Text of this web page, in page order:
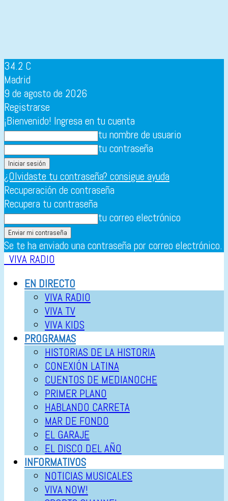
34.2 C
Madrid
9 de agosto de 2026
Registrarse
¡Bienvenido! Ingresa en tu cuenta
tu nombre de usuario
tu contraseña
¿Olvidaste tu contraseña? consigue ayuda
Recuperación de contraseña
Recupera tu contraseña
tu correo electrónico
Se te ha enviado una contraseña por correo electrónico.
VIVA RADIO
EN DIRECTO
VIVA RADIO
VIVA TV
VIVA KIDS
PROGRAMAS
HISTORIAS DE LA HISTORIA
CONEXIÓN LATINA
CUENTOS DE MEDIANOCHE
PRIMER PLANO
HABLANDO CARRETA
MAR DE FONDO
EL GARAJE
EL DISCO DEL AÑO
INFORMATIVOS
NOTICIAS MUSICALES
VIVA NOW!